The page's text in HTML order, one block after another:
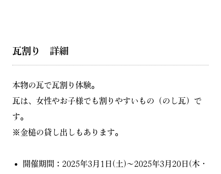
瓦割り 詳細
本物の瓦で瓦割り体験。
瓦は、女性やお子様でも割りやすいもの（のし瓦）で
す。
※金槌の貸し出しもあります。
開催期間：2025年3月1日(土)～2025年3月20日(木・